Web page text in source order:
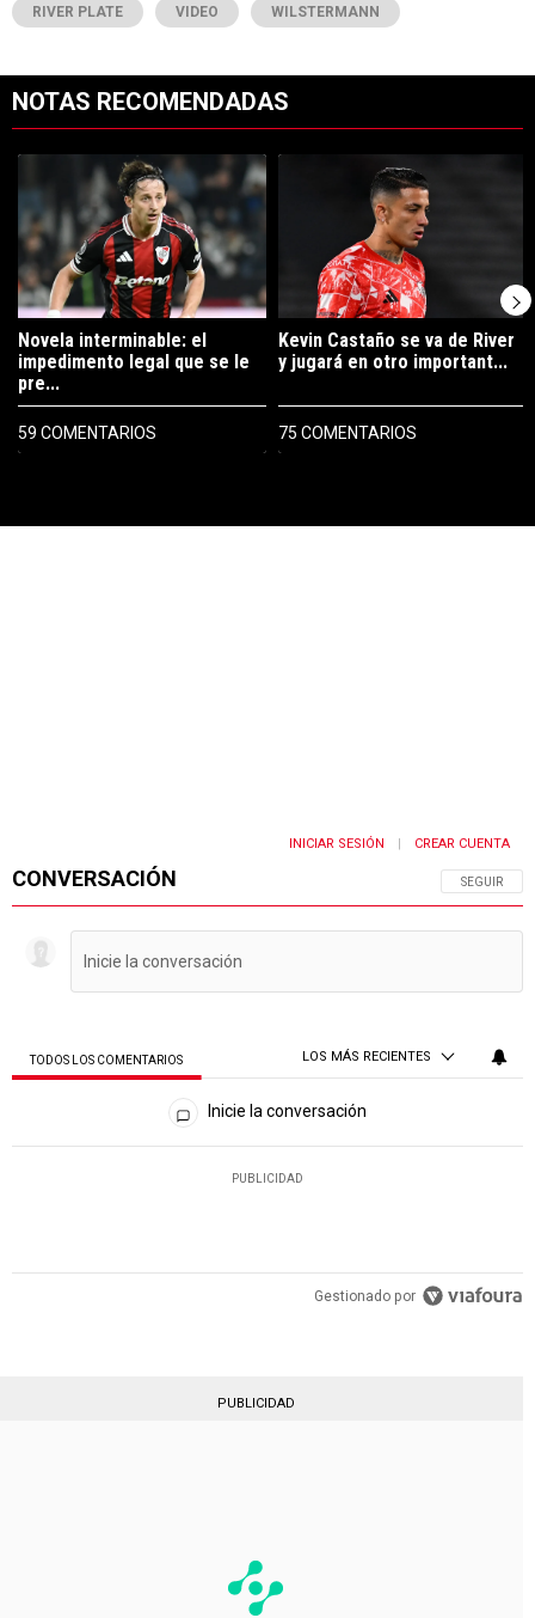
RIVER PLATE VIDEO WILSTERMANN
NOTAS RECOMENDADAS
Un artículo de tendencia con el título "Novela interminable: el
Novela interminable: el
impedimento legal que se le
pre...
59 COMENTARIOS
Un artículo de tendencia con el
Kevin Castaño se va de River
y jugará en otro important...
75 COMENTARIOS
CONVERSACIÓN SIGA ESTA
SEGUIR
INICIAR SESIÓN CREAR CUENTA
TODOS LOS COMENTARIOS LOS MÁS RECIENTES
Todos los comentarios
Inicie la conversación
PUBLICIDAD
Gestionado por
PUBLICIDAD